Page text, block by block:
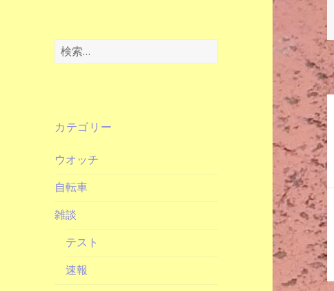
検
索:
カテゴリー
ウオッチ
自転車
雑談
テスト
速報
投
稿
ナ
ビ
ゲ
ー
ョ
ン